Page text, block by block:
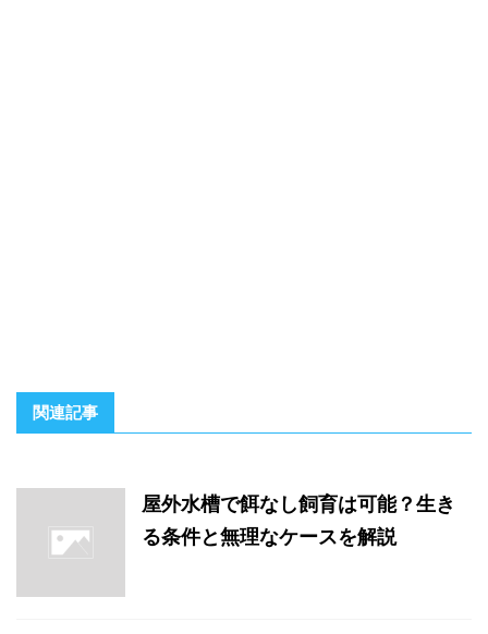
関連記事
屋外水槽で餌なし飼育は可能？生き
る条件と無理なケースを解説